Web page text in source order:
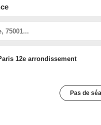
12e arrondissement
Pas de